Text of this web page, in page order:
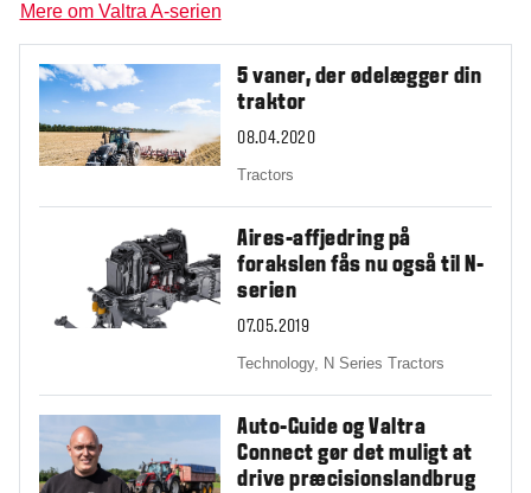
Mere om Valtra A-serien
5 vaner, der ødelægger din
traktor
08.04.2020
Tractors
Aires-affjedring på
forakslen fås nu også til N-
serien
07.05.2019
Technology, N Series Tractors
Auto-Guide og Valtra
Connect gør det muligt at
drive præcisionslandbrug